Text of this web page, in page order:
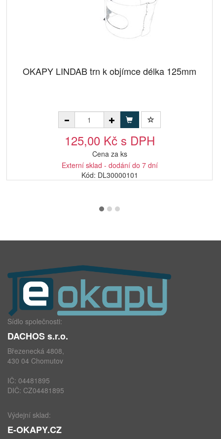
OKAPY LINDAB trn k objímce délka 125mm
125,00 Kč s DPH
Cena za ks
Externí sklad - dodání do 7 dní
Kód: DL30000101
Sídlo společnosti:
DACHOS s.r.o.
Březenecká 4808,
430 04 Chomutov
IČ: 04481895
DIČ: CZ04481895
Výdejní sklad:
E-OKAPY.CZ